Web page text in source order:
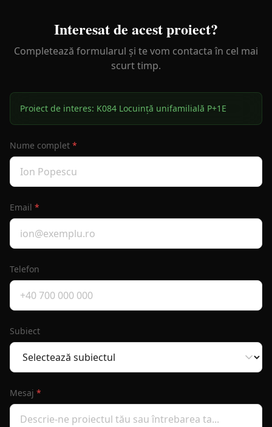
Interesat de acest proiect?
Completează formularul și te vom contacta în cel mai
scurt timp.
Proiect de interes: K084 Locuință unifamilială P+1E
Nume complet *
Email *
Telefon
Subiect
Mesaj *